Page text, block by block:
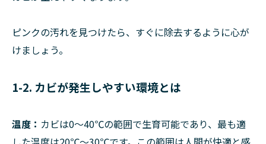
ピンクの汚れを見つけたら、すぐに除去するように心が
けましょう。
1-2. カビが発生しやすい環境とは
温度： カビは0～40℃の範囲で生育可能であり、最も適